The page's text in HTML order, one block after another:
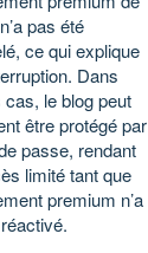
pas été
ce qui explique
Dans
le blog peut
être protégé par
passe, rendant
limité tant que
premium n’a